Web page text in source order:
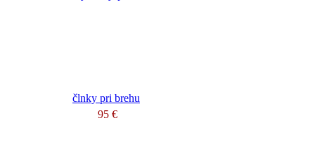
člnky pri brehu
95 €